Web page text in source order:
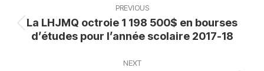
PREVIOUS
Previous
post:
La LHJMQ octroie 1 198 500$ en bourses
d’études pour l’année scolaire 2017-18
NEXT